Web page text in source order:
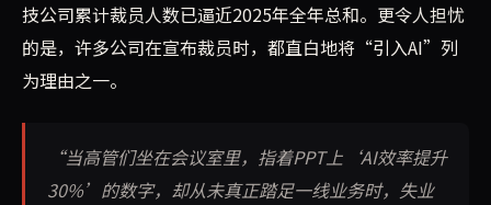
技公司累计裁员人数已逼近2025年全年总和。更令人担忧
的是，许多公司在宣布裁员时，都直白地将“引入AI”列
为理由之一。
“当高管们坐在会议室里，指着PPT上‘AI效率提升
30%’的数字，却从未真正踏足一线业务时，失业